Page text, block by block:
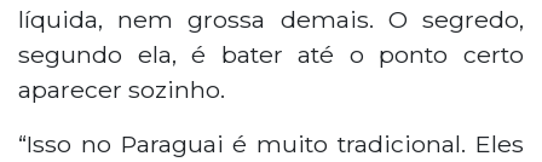
líquida, nem grossa demais. O segredo,
segundo ela, é bater até o ponto certo
aparecer sozinho.
“Isso no Paraguai é muito tradicional. Eles